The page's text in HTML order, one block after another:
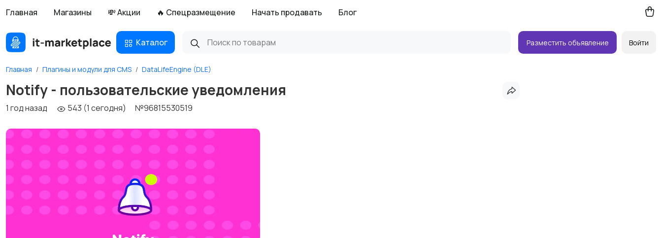
Главная Магазины 💸 Акции 🔥 Спецразмещение Начать продавать Блог
Каталог Разместить объявление Войти
Главная Плагины и модули для CMS DataLifeEngine (DLE)
Notify - пользовательские уведомления
1 год назад 543 (1 сегодня) №96815530519